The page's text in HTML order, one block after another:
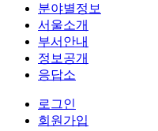
분야별정보
서울소개
부서안내
정보공개
응답소
로그인
회원가입